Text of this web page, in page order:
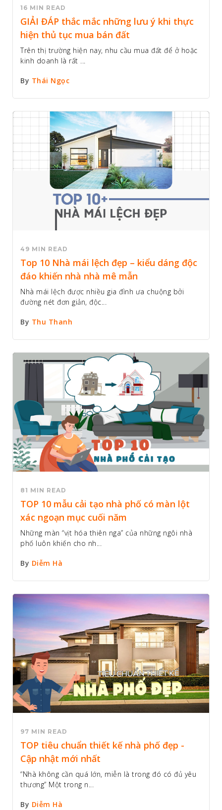
16 MIN READ
GIẢI ĐÁP thắc mắc những lưu ý khi thực
hiện thủ tục mua bán đất
Trên thị trường hiện nay, nhu cầu mua đất để ở hoặc
kinh doanh là rất ...
By Thái Ngọc
49 MIN READ
Top 10 Nhà mái lệch đẹp – kiểu dáng độc
đáo khiến nhà nhà mê mẫn
Nhà mái lệch được nhiều gia đình ưa chuộng bởi
đường nét đơn giản, độc...
By Thu Thanh
81 MIN READ
TOP 10 mẫu cải tạo nhà phố có màn lột
xác ngoạn mục cuối năm
Những màn “vịt hóa thiên nga” của những ngôi nhà
phố luôn khiến cho nh...
By Diễm Hà
97 MIN READ
TOP tiêu chuẩn thiết kế nhà phố đẹp -
Cập nhật mới nhất
“Nhà không cần quá lớn, miễn là trong đó có đủ yêu
thương” Một trong n...
By Diễm Hà